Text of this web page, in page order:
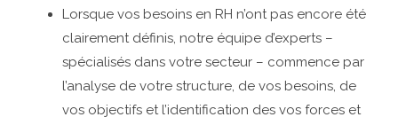
Lorsque vos besoins en RH n’ont pas encore été
clairement définis, notre équipe d’experts –
spécialisés dans votre secteur – commence par
l’analyse de votre structure, de vos besoins, de
vos objectifs et l’identification des vos forces et